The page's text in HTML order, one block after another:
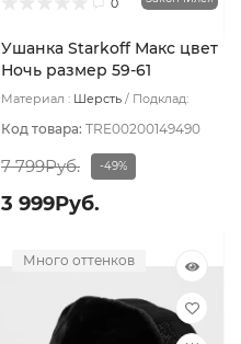
Ушанка Starkoff Макс цвет
Ночь размер 59-61
Материал : Шерсть
Подклад:
Код товара: TRE00200149490
7 799Руб. -49%
3 999Руб.
Много оттенков